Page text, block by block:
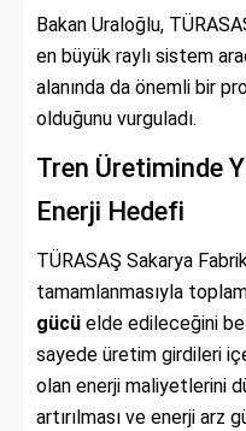
Bakan Uraloğlu,
en büyük raylı sistem
alanında da önemli bir
olduğunu vurguladı.
Tren Üretiminde
Enerji Hedefi
TÜRASAŞ Sakarya
tamamlanmasıyla
gücü elde edileceğini
sayede üretim girdileri
olan enerji maliyetlerini
artırılması ve enerji arz